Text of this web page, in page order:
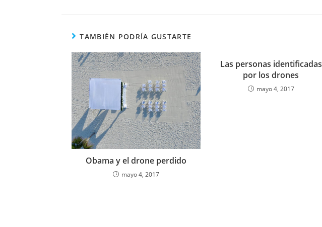
TAMBIÉN PODRÍA GUSTARTE
Obama y el drone perdido
mayo 4, 2017
Las personas identificadas
por los drones
mayo 4, 2017